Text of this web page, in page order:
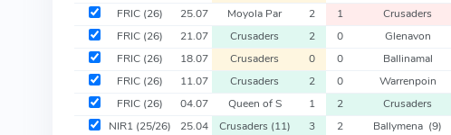
FRIC (26) 25.07 Moyola Par 2 1 Crusaders
FRIC (26) 21.07 Crusaders 2 0 Glenavon
FRIC (26) 18.07 Crusaders 0 0 Ballinamal
FRIC (26) 11.07 Crusaders 2 0 Warrenpoin
FRIC (26) 04.07 Queen of S 1 2 Crusaders
NIR1 (25/26) 25.04 Crusaders (11) 3 2 Ballymena (9)